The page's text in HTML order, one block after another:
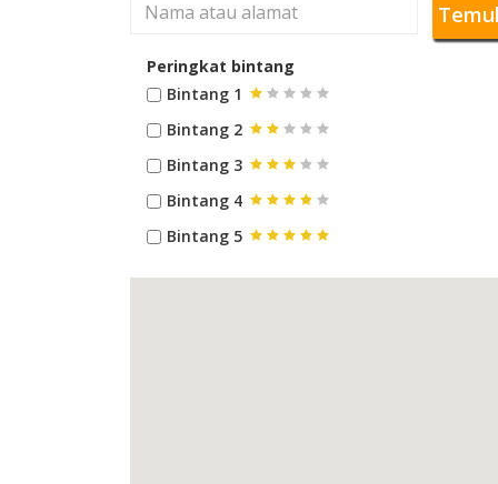
Peringkat bintang
Bintang 1
Bintang 2
Bintang 3
Bintang 4
Bintang 5